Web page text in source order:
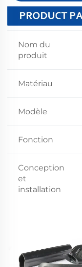
Nom du
produit
Matériau
Modèle
Fonction
Conception
et
installation